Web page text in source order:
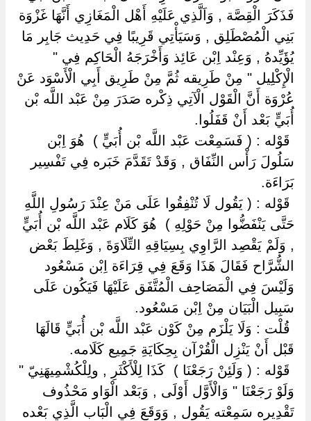
فَذَكَرَ الْقِصَّة , وَاَلَّذِي عَلَيْهِ أَهْل الْمَغَازِي أَنَّهَا غَزْوَة
بَنِي الْمُصْطَلِق , وَسَيَأْتِي قَرِيبًا فِي حَدِيث جَابِر مَا
يُؤَيِّدهُ , وَعِنْد اِبْن عَائِذ وَأَخْرَجَهُ الْحَاكِم فِي "
الْإِكْلِيل " مِنْ طَرِيقه ثُمَّ مِنْ طَرِيق أَبِي الْأَسْوَد عَنْ
عُرْوَة أَنَّ الْقَوْل الْآتِي ذِكْره صَدَرَ مِنْ عَبْد اللَّه بْن
أُبَيٍّ بَعْد أَنْ قَفَلُوا.
‏ ‏قَوْله : ( فَسَمِعْت عَبْد اللَّه بْن أُبَيٍّ ) ‏ ‏هُوَ اِبْن
سَلُولَ رَأْس النِّفَاق , وَقَدْ تَقَدَّمَ خَبَره فِي تَفْسِير
بَرَاءَة.
‏ ‏قَوْله : ( يَقُول لَا تُنْفِقُوا عَلَى مَنْ عِنْدَ رَسُولِ اللَّهِ
حَتَّى يَنْفَضُّوا مِنْ حَوْلِهِ ) ‏ ‏هُوَ كَلَام عَبْد اللَّه بْن أُبَيٍّ
, وَلَمْ يَقْصِد الرَّاوِي بِسِيَاقِهِ التِّلَاوَةَ , وَغَلِطَ بَعْض
الشُّرَّاح فَقَالَ هَذَا وَقَعَ فِي قِرَاءَة اِبْن مَسْعُود
وَلَيْسَ فِي الْمَصَاحِف الْمُتَّفَق عَلَيْهَا فَيَكُون عَلَى
سَبِيل الْبَيَان مِنْ اِبْن مَسْعُود.
‏ ‏قُلْت : وَلَا يَلْزَم مِنْ كَوْن عَبْد اللَّه بْن أُبَيٍّ قَالَهَا
قَبْل أَنْ يَنْزِل الْقُرْآن بِحِكَايَةِ جَمِيع كَلَامه.
‏ ‏قَوْله : ( وَلَئِنْ رَجَعْنَا ) ‏ ‏كَذَا لِلْأَكْثَرِ , ولِلْكُشْمِيهَنِيّ "
وَلَوْ رَجَعْنَا " وَالْأَوَّل أَوْلَى , وَبَعْد الْوَاو مَحْذُوف
تَقْدِيره سَمِعْته يَقُول , وَوَقَعَ فِي الْبَاب الَّذِي بَعْده